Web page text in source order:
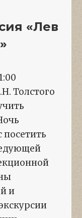
«Лев
Толстого
посетить
и